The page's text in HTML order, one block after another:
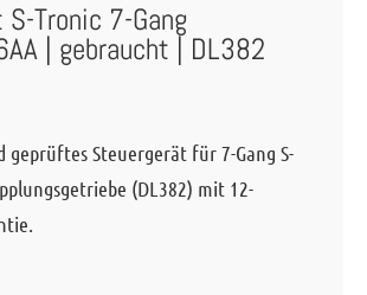
Tronic 7-Gang
| gebraucht | DL382
geprüftes Steuergerät für 7-Gang S-
(DL382) mit 12-